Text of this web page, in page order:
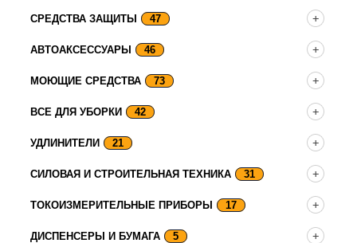
СРЕДСТВА ЗАЩИТЫ 47
АВТОАКСЕССУАРЫ 46
МОЮЩИЕ СРЕДСТВА 73
ВСЕ ДЛЯ УБОРКИ 42
УДЛИНИТЕЛИ 21
СИЛОВАЯ И СТРОИТЕЛЬНАЯ ТЕХНИКА 31
ТОКОИЗМЕРИТЕЛЬНЫЕ ПРИБОРЫ 17
ДИСПЕНСЕРЫ И БУМАГА 5